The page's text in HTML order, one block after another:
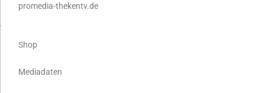
promedia-thekentv.de
Shop
Mediadaten